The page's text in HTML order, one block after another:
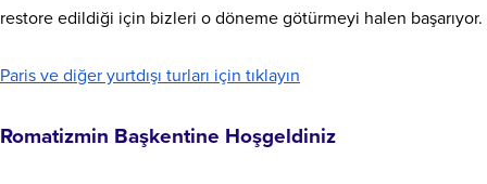
restore edildiği için bizleri o döneme götürmeyi halen başarıyor.
Paris ve diğer yurtdışı turları için tıklayın
Romatizmin Başkentine Hoşgeldiniz